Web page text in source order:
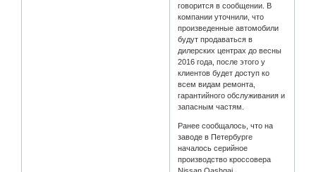
говорится в сообщении. В
компании уточнили, что
произведенные автомобили
будут продаваться в
дилерских центрах до весны
2016 года, после этого у
клиентов будет доступ ко
всем видам ремонта,
гарантийного обслуживания и
запасным частям.
Ранее сообщалось, что на
заводе в Петербурге
началось серийное
производство кроссовера